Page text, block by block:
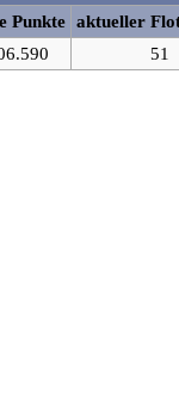
Punkte aktueller
51